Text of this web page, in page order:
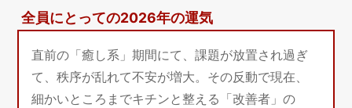
全員にとっての2026年の運気
直前の「癒し系」期間にて、課題が放置され過ぎ
て、秩序が乱れて不安が増大。その反動で現在、
細かいところまでキチンと整える「改善者」の